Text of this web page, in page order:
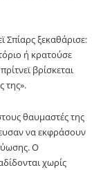
Σπίαρςξεκαθάρισε:
ή κρατούσε
βρίσκεται
της».
θαυμαστές της
να εκφράσουν
Ο
χωρίς